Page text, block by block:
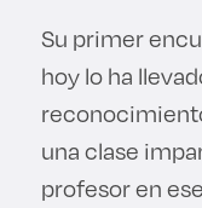
Su primer
hoy lo ha
una clase
profesor en